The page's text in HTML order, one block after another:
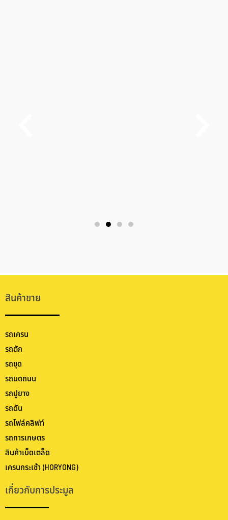
สินค้าขาย
รถเครน
รถตัก
รถขุด
รถบดถนน
รถปูยาง
รถดัน
รถโฟล์คลิฟท์
รถการเกษตร
สินค้าเบ็ดเตล็ด
เครนกระเช้า (HORYONG)
เกี่ยวกับการประมูล